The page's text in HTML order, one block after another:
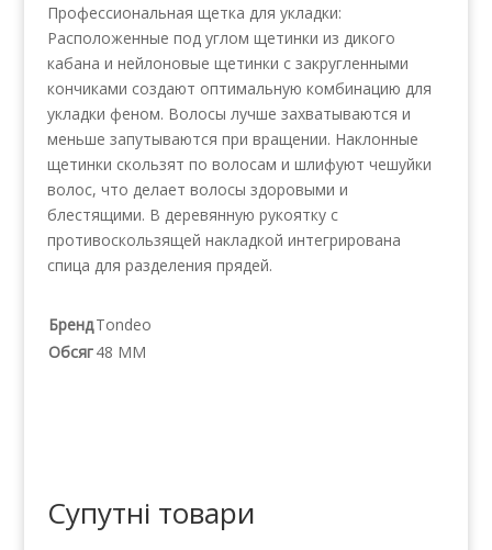
Профессиональная щетка для укладки:
Расположенные под углом щетинки из дикого
кабана и нейлоновые щетинки с закругленными
кончиками создают оптимальную комбинацию для
укладки феном. Волосы лучше захватываются и
меньше запутываются при вращении. Наклонные
щетинки скользят по волосам и шлифуют чешуйки
волос, что делает волосы здоровыми и
блестящими. В деревянную рукоятку с
противоскользящей накладкой интегрирована
спица для разделения прядей.
БрендTondeo
Обсяг48 MM
Супутні товари